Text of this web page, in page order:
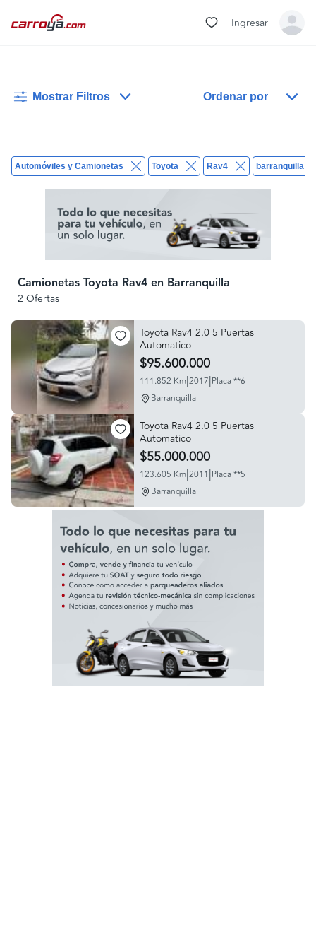
Ingresar
Mostrar Filtros Ordenar por
Automóviles y Camionetas Toyota Rav4 barranquilla
Camionetas Toyota Rav4 en Barranquilla
2 Ofertas
Toyota Rav4 2.0 5 Puertas
Automatico
$95.600.000
111.852 Km|2017|Placa **6
Barranquilla
Toyota Rav4 2.0 5 Puertas
Automatico
$55.000.000
123.605 Km|2011|Placa **5
Barranquilla